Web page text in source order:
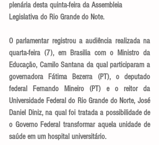
plenária desta quinta-feira da Assembleia
Legislativa do Rio Grande do Note.
O parlamentar registrou a audiência realizada na
quarta-feira (7), em Brasilia com o Ministro da
Educação, Camilo Santana da qual participaram a
governadora Fátima Bezerra (PT), o deputado
federal Fernando Mineiro (PT) e o reitor da
Universidade Federal do Rio Grande do Norte, José
Daniel Diniz, na qual foi tratada a possibilidade de
o Governo Federal transformar aquela unidade de
saúde em um hospital universitário.